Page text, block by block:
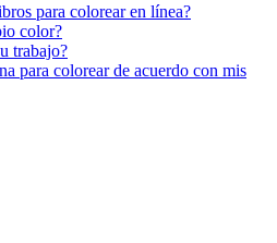
para colorear en línea?
color?
trabajo?
para colorear de acuerdo con mis